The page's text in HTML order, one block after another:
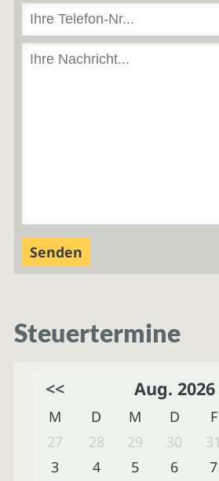
Steuertermine
<< Aug. 2026
M D M D F
27
28 29 30 31
3
4 5 6 7